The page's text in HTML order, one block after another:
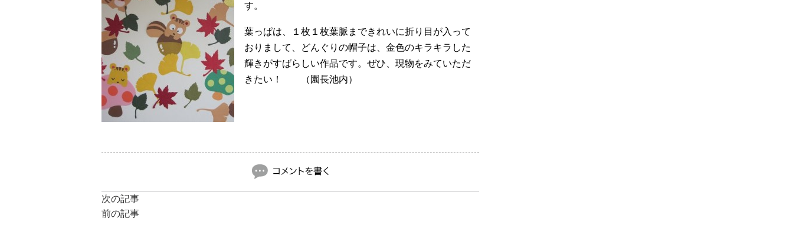
す。
葉っぱは、１枚１枚葉脈まできれいに折り目が入って
おりまして、どんぐりの帽子は、金色のキラキラした
輝きがすばらしい作品です。ぜひ、現物をみていただ
きたい！ （園長池内）
次の記事
前の記事